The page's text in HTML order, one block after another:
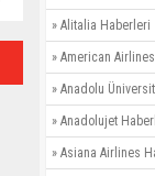
» Alitalia Haberleri
» American
» Anadolu
» Anadolujet
» Asiana Airlines